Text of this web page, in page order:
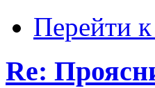
Перейти
Re: